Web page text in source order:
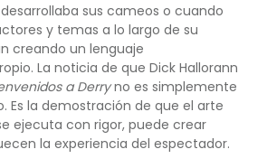
sus cameos o cuando
y temas a lo largo de su
creando un lenguaje
La noticia de que Dick Hallorann
a Derryno es simplemente
Es la demostración de que el arte
ejecuta con rigor, puede crear
la experiencia del espectador.